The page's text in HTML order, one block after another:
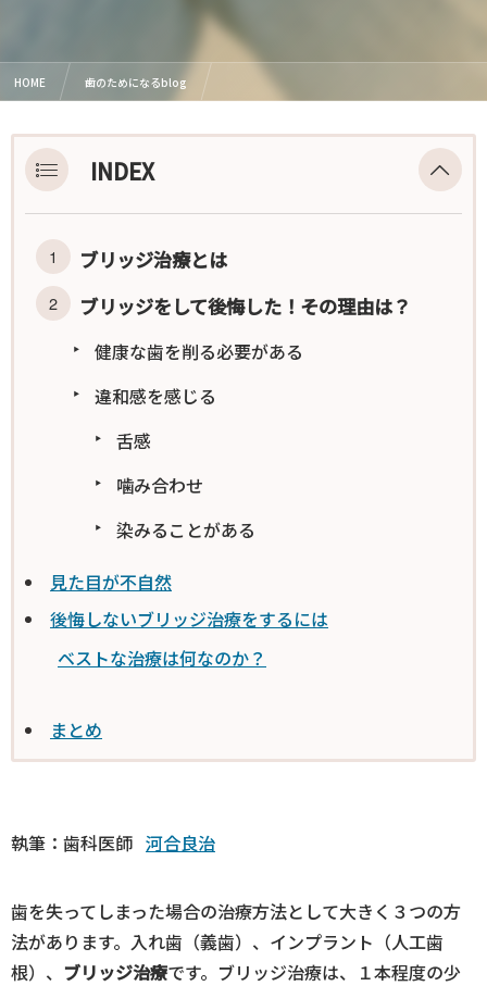
HOME 歯のためになるblog
INDEX
ブリッジ治療とは
ブリッジをして後悔した！その理由は？
健康な歯を削る必要がある
違和感を感じる
舌感
噛み合わせ
染みることがある
見た目が不自然
後悔しないブリッジ治療をするには
ベストな治療は何なのか？
まとめ
執筆：歯科医師 河合良治
歯を失ってしまった場合の治療方法として大きく３つの方
法があります。入れ歯（義歯）、インプラント（人工歯
根）、 ブリッジ治療です。ブリッジ治療は、１本程度の少